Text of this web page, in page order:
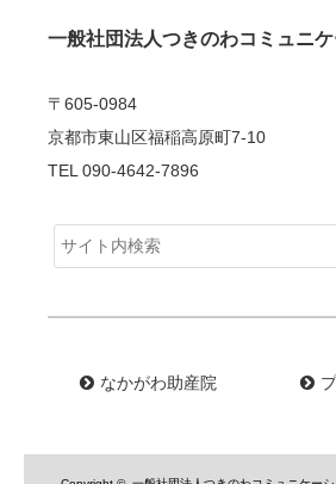
一般社団法人つきのわコミュニ
〒605-0984
京都市東山区福稲高原町7-10
TEL 090-4642-7896
なかがわ助産院